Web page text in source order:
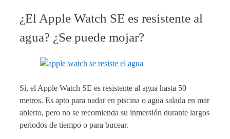
¿El Apple Watch SE es resistente al
agua? ¿Se puede mojar?
Sí, el Apple Watch SE es resistente al agua hasta 50
metros. Es apto para nadar en piscina o agua salada en mar
abierto, pero no se recomienda su inmersión durante largos
periodos de tiempo o para bucear.